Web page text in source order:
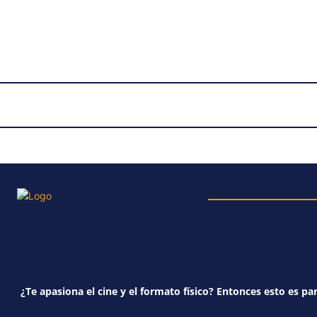
¿Te apasiona el cine y el formato físico? Entonces esto es